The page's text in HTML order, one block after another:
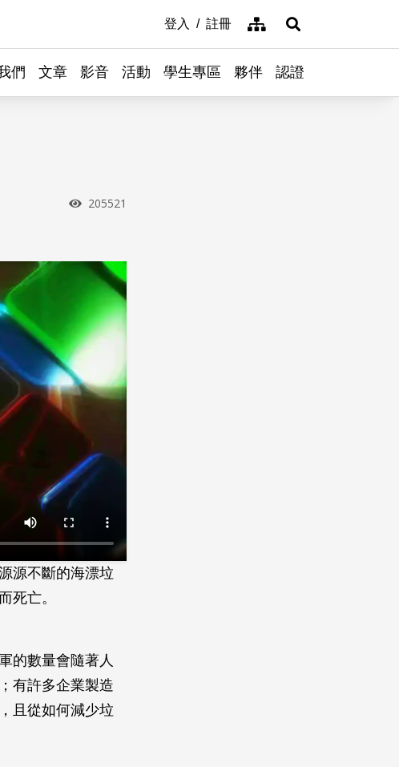
登入 註冊 網站導覽展開搜尋
們 文章 影音 活動 學生專區 夥伴 認證
瀏覽次數
205521
源不斷的海漂垃
死亡。
的數量會隨著人
有許多企業製造
且從如何減少垃